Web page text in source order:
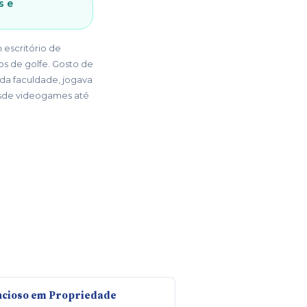
e
escritório de
de golfe. Gosto de
faculdade, jogava
videogames até
em Propriedade